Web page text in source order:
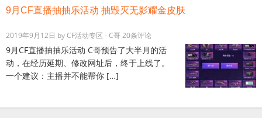
9月CF直播抽抽乐活动 抽毁灭无影耀金皮肤
2019年9月12日 byCF活动专区 - C哥20条评论
9月CF直播抽抽乐活动 C哥预告了大半月的活
动，在经历延期、修改网址后，终于上线了。
一个建议：主播并不能帮你 […]